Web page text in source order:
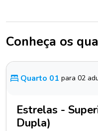
Conheça os
Quarto 01 para 02
Estrelas -
Dupla)